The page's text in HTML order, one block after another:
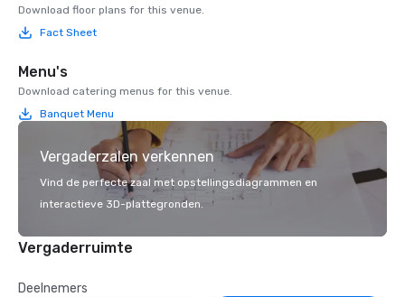
Download floor plans for this venue.
Fact Sheet
Menu's
Download catering menus for this venue.
Banquet Menu
Vergaderzalen verkennen
Vind de perfecte zaal met opstellingsdiagrammen en
interactieve 3D-plattegronden.
Vergaderruimte
Deelnemers